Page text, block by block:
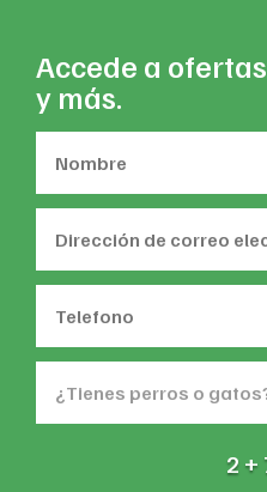
Accede a
y más.
2 +